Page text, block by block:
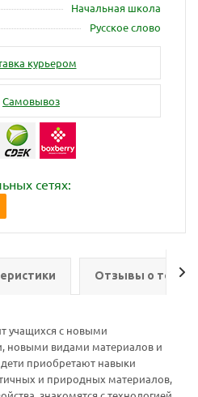
Начальная школа
Русское слово
курьером
Самовывоз
сетях:
Отзывы о
учащихся с новыми
новыми видами материалов и
приобретают навыки
и природных материалов,